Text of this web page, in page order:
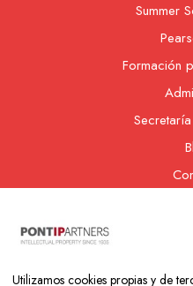
Summer
Formación
Utilizamos cookies propias y de